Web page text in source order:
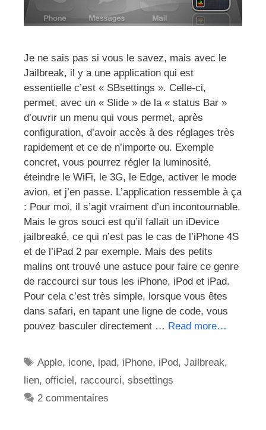
Je ne sais pas si vous le savez, mais avec le
Jailbreak, il y a une application qui est
essentielle c’est « SBsettings ». Celle-ci,
permet, avec un « Slide » de la « status Bar »
d’ouvrir un menu qui vous permet, après
configuration, d’avoir accès à des réglages très
rapidement et ce de n’importe ou. Exemple
concret, vous pourrez régler la luminosité,
éteindre le WiFi, le 3G, le Edge, activer le mode
avion, et j’en passe. L’application ressemble à ça
: Pour moi, il s’agit vraiment d’un incontournable.
Mais le gros souci est qu’il fallait un iDevice
jailbreaké, ce qui n’est pas le cas de l’iPhone 4S
et de l’iPad 2 par exemple. Mais des petits
malins ont trouvé une astuce pour faire ce genre
de raccourci sur tous les iPhone, iPod et iPad.
Pour cela c’est très simple, lorsque vous êtes
dans safari, en tapant une ligne de code, vous
pouvez basculer directement … Read more…
Étiquettes
Apple, icone, ipad, iPhone, iPod,Jailbreak,
lien, officiel, raccourci, sbsettings
2 commentaires